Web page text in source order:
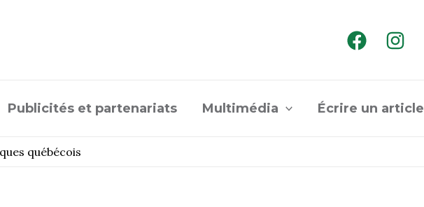
Publicités et partenariats Multimédia Écrire un article
québécois